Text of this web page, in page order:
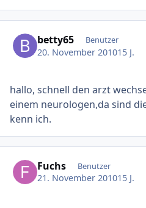
betty65 Benutzer
20. November 201015 J.
hallo, schnell den arzt
einem neurologen,da sind
kenn ich.
Fuchs Benutzer
21. November 201015 J.